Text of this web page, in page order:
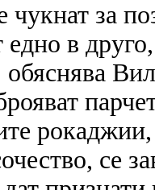
чукнат за
едно в
рокаджии,
се